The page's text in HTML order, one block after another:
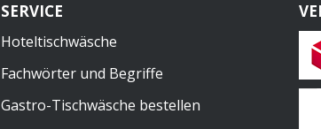
SERVICE
Hoteltischwäsche
Fachwörter und Begriffe
Gastro-Tischwäsche bestellen